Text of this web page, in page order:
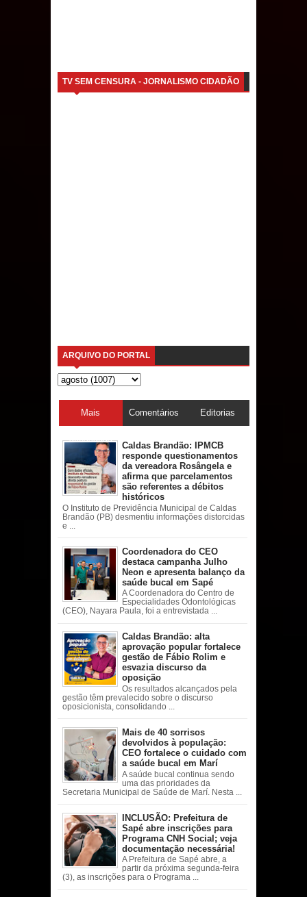
TV SEM CENSURA - JORNALISMO CIDADÃO
ARQUIVO DO PORTAL
Mais
acessadas
Comentários Editorias
Caldas Brandão: IPMCB
responde questionamentos
da vereadora Rosângela e
afirma que parcelamentos
são referentes a débitos
históricos
O Instituto de Previdência Municipal de Caldas
Brandão (PB) desmentiu informações distorcidas
e ...
Coordenadora do CEO
destaca campanha Julho
Neon e apresenta balanço da
saúde bucal em Sapé
A Coordenadora do Centro de
Especialidades Odontológicas
(CEO), Nayara Paula, foi a entrevistada ...
Caldas Brandão: alta
aprovação popular fortalece
gestão de Fábio Rolim e
esvazia discurso da
oposição
Os resultados alcançados pela
gestão têm prevalecido sobre o discurso
oposicionista, consolidando ...
Mais de 40 sorrisos
devolvidos à população:
CEO fortalece o cuidado com
a saúde bucal em Marí
A saúde bucal continua sendo
uma das prioridades da
Secretaria Municipal de Saúde de Marí. Nesta ...
INCLUSÃO: Prefeitura de
Sapé abre inscrições para
Programa CNH Social; veja
documentação necessária!
A Prefeitura de Sapé abre, a
partir da próxima segunda-feira
(3), as inscrições para o Programa ...